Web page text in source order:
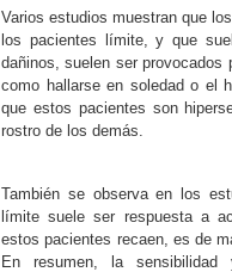
Varios estudios muestran que
los pacientes límite, y que
dañinos, suelen ser provocados
como hallarse en soledad o el
que estos pacientes son
rostro de los demás.
También se observa en los
límite suele ser respuesta a
estos pacientes recaen, es de
En resumen, la